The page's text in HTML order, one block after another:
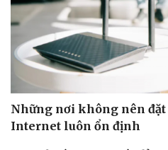
Những nơi không nên
Internet luôn ổn định